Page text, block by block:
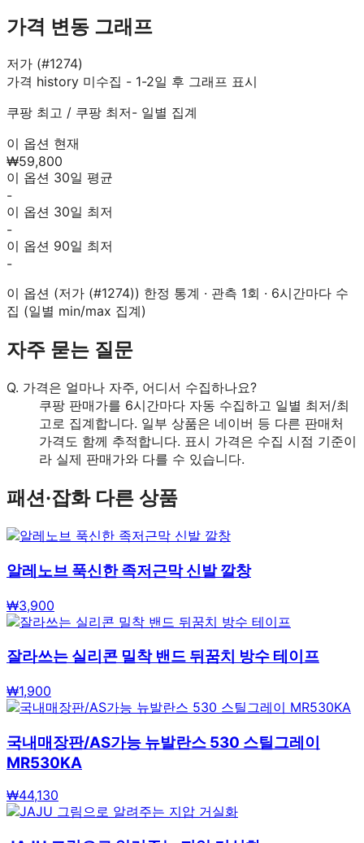
가격 변동 그래프
저가 (#1274)
가격 history 미수집 - 1-2일 후 그래프 표시
쿠팡 최고 / 쿠팡 최저- 일별 집계
이 옵션 현재
₩59,800
이 옵션 30일 평균
-
이 옵션 30일 최저
-
이 옵션 90일 최저
-
이 옵션 (저가 (#1274)) 한정 통계 · 관측 1회 · 6시간마다 수
집 (일별 min/max 집계)
자주 묻는 질문
Q. 가격은 얼마나 자주, 어디서 수집하나요?
쿠팡 판매가를 6시간마다 자동 수집하고 일별 최저/최
고로 집계합니다. 일부 상품은 네이버 등 다른 판매처
가격도 함께 추적합니다. 표시 가격은 수집 시점 기준이
라 실제 판매가와 다를 수 있습니다.
패션·잡화다른 상품
알레노브 푹신한 족저근막 신발 깔창
₩3,900
잘라쓰는 실리콘 밀착 밴드 뒤꿈치 방수 테이프
₩1,900
국내매장판/AS가능 뉴발란스 530 스틸그레이
MR530KA
₩44,130